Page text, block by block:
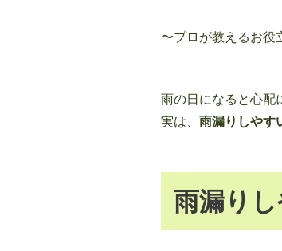
〜プロが教えるお役
雨の日になると心配
実は、 雨漏りしやす
雨漏り